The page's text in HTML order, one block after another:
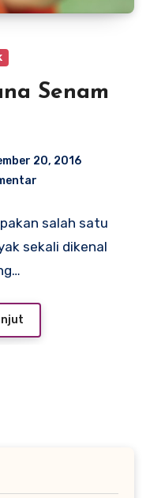
Senam
20, 2016
salah satu
sekali dikenal